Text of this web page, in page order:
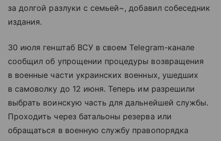
за долгой разлуки с семьей~, добавил собеседник
издания.
30 июля генштаб ВСУ в своем Telegram-канале
сообщил об упрощении процедуры возвращения
в военные части украинских военных, ушедших
в самоволку до 12 июня. Теперь им разрешили
выбрать воинскую часть для дальнейшей службы.
Проходить через батальоны резерва или
обращаться в военную службу правопорядка